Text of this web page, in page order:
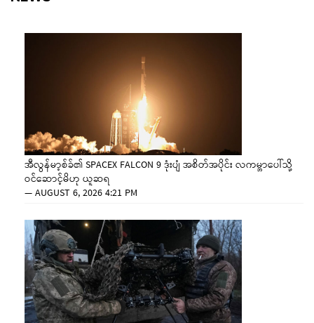
အီလွန်မာ့စ်ခ်၏ SPACEX FALCON 9 ဒုံးပျံ အစိတ်အပိုင်း လကမ္ဘာပေါ်သို့
ဝင်ဆောင့်မိဟု ယူဆရ
—AUGUST 6, 2026 4:21 PM